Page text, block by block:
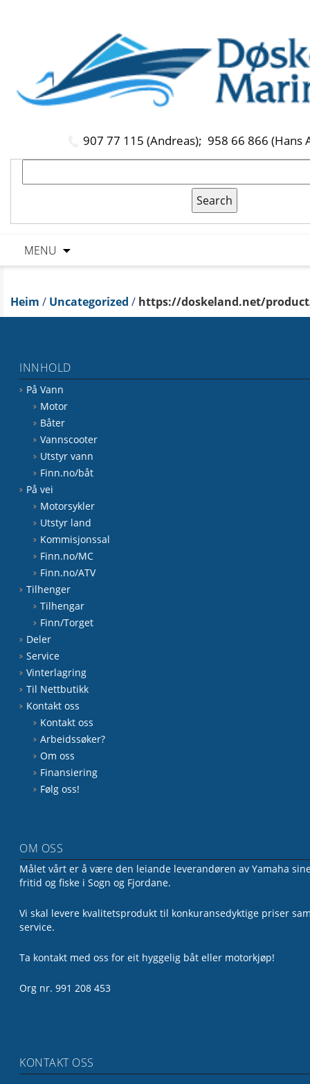
907 77 115 (Andreas); 958 66 866 (Hans
MENU
Heim / Uncategorized / https://doskeland.net/
INNHOLD
På Vann
Motor
Båter
Vannscooter
Utstyr vann
Finn.no/båt
På vei
Motorsykler
Utstyr land
Kommisjonssal
Finn.no/MC
Finn.no/ATV
Tilhenger
Tilhengar
Finn/Torget
Deler
Service
Vinterlagring
Til Nettbutikk
Kontakt oss
Kontakt oss
Arbeidssøker?
Om oss
Finansiering
Følg oss!
OM OSS
Målet vårt er å være den leiande leverandøren av Yamaha
fritid og fiske i Sogn og Fjordane.
Vi skal levere kvalitetsprodukt til konkuransedyktige priser
service.
Ta kontakt med oss for eit hyggelig båt eller motorkjøp!
Org nr. 991 208 453
KONTAKT OSS